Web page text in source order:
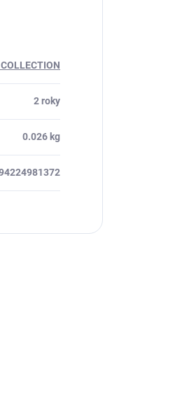
2 roky
0.026 kg